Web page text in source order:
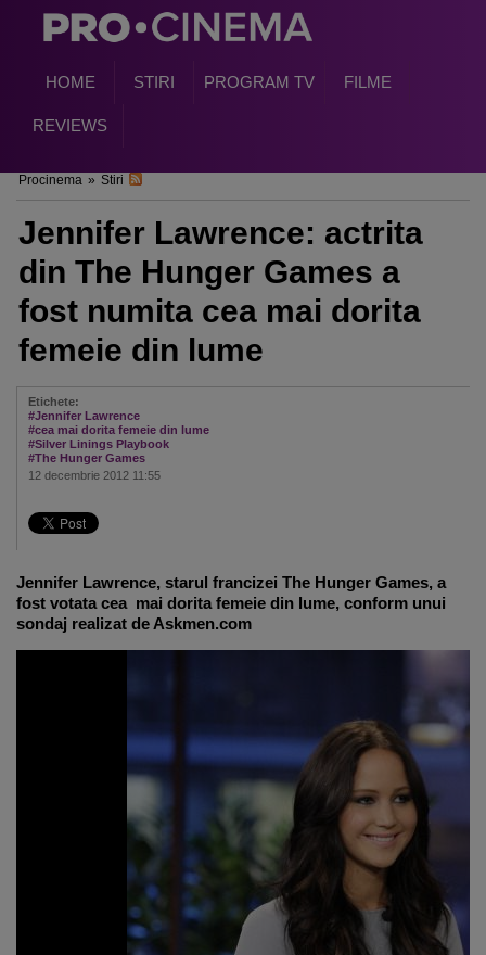
HOME STIRI PROGRAM TV FILME
REVIEWS
Procinema » Stiri
Jennifer Lawrence: actrita
din The Hunger Games a
fost numita cea mai dorita
femeie din lume
Etichete:
#Jennifer Lawrence
#cea mai dorita femeie din lume
#Silver Linings Playbook
#The Hunger Games
12 decembrie 2012 11:55
Jennifer Lawrence, starul francizei The Hunger Games, a
fost votata cea mai dorita femeie din lume, conform unui
sondaj realizat de Askmen.com